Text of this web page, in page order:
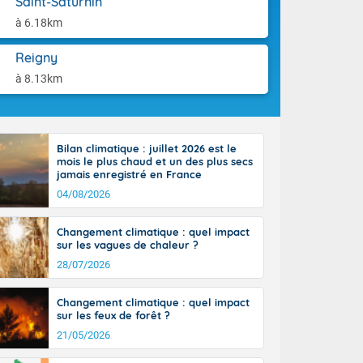
à 6.18km
Reigny
à 8.13km
de-
sont
sont
un peu
du pays,
du Massif
la
est le
salve
de bons
vent,
les deux
entre 11
sur les
l'intérieur
vallée de
Bilan climatique : juillet 2026 est le
mois le plus chaud et un des plus secs
jamais enregistré en France
04/08/2026
Changement climatique : quel impact
sur les vagues de chaleur ?
28/07/2026
Changement climatique : quel impact
sur les feux de forêt ?
21/05/2026